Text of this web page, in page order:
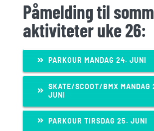
Påmelding til
aktiviteter uke 26:
PARKOUR MANDAG 24. JUNI
SKATE/SCOOT/BMX MANDAG
JUNI
PARKOUR TIRSDAG 25. JUNI